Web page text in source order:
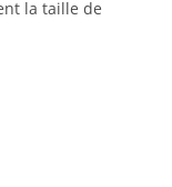
la taille de